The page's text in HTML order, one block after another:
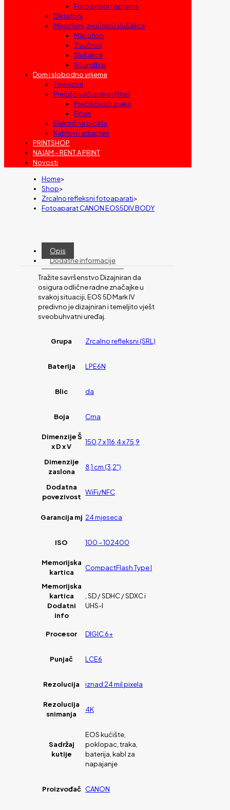
Foto pribor i oprema
Diktafoni
Mikrofoni, zvučnici i slušalice
Mikrofoni
Zvučnici
Slušalice
Soundbar
Dom i slobodno vrijeme
Televizori
Prečišćivači zraka i filteri
Prečišćivači zraka
Filteri
Električna bicikla
Kablovi i adapteri
PRINTSHOP
NAJAM – RENT A PRINT
Novosti
Home>
Shop>
Zrcalno refleksni fotoaparati>
Fotoaparat CANON EOS5DIV BODY
Opis
Dodatne informacije
Tražite savršenstvo Dizajniran da
osigura odlične radne značajke u
svakoj situaciji, EOS 5D Mark IV
predivno je dizajniran i temeljito vješt
sveobuhvatni uređaj.
Grupa Zrcalno refleksni (SRL)
Baterija LPE6N
Blic da
Boja Crna
Dimenzije Š
x D x V
150,7 x 116,4 x 75,9
Dimenzije
zaslona
8,1 cm (3,2")
Dodatna
povezivost
WiFi/NFC
Garancija mj 24 mjeseca
ISO 100 – 102400
Memorijska
kartica
CompactFlash Type I
Memorijska
kartica
Dodatni
info
, SD / SDHC / SDXC i
UHS-I
Procesor DIGIC 6+
Punjač LCE6
Rezolucija iznad 24 mil pixela
Rezolucija
snimanja
4K
Sadržaj
kutije
EOS kućište,
poklopac, traka,
baterija, kabl za
napajanje
Proizvođač CANON